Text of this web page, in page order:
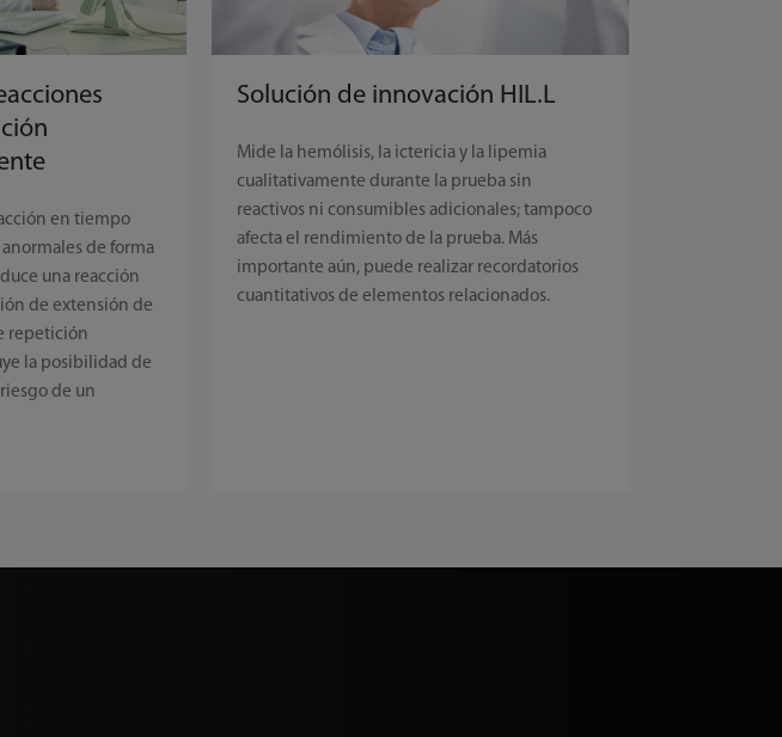
en tiempo
de forma
una reacción
de extensión de
repetición
la posibilidad de
de un
Solución de innovación HIL.L
Mide la hemólisis, la ictericia y la lipemia
cualitativamente durante la prueba sin
reactivos ni consumibles adicionales; tampoco
afecta el rendimiento de la prueba. Más
importante aún, puede realizar recordatorios
cuantitativos de elementos relacionados.